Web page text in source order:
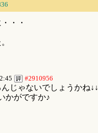
・・
#2910956
じゃないでしょうかね↓↓
かがですか♪